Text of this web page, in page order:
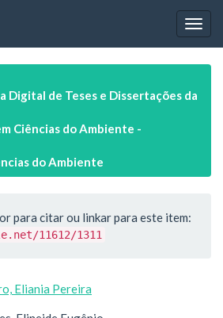
Digital de Teses e Dissertações da
Ciências do Ambiente -
do Ambiente
para citar ou linkar para este item:
11612/1311
Eliania Pereira